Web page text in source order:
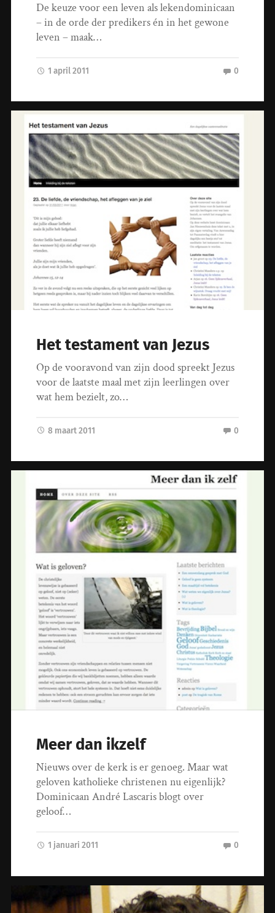
De keuze voor een leven als lekendominicaan
– in de orde der predikers én in het gewone
leven – maak…
1 april 2011 0
Het testament van Jezus
Op de vooravond van zijn dood spreekt Jezus
voor de laatste maal met zijn leerlingen over
wat hem bezielt, zo…
8 maart 2011 0
Meer dan ikzelf
Nieuws over de kerk is er genoeg. Maar wat
geloven katholieke christenen nu eigenlijk?
Dominicaan André Lascaris blogt over
geloof…
1 januari 2011 0